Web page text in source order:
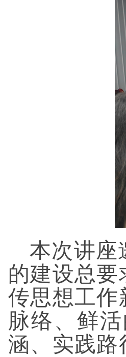
本次讲座
的建设总
传思想工作
脉络、鲜
涵、实践路